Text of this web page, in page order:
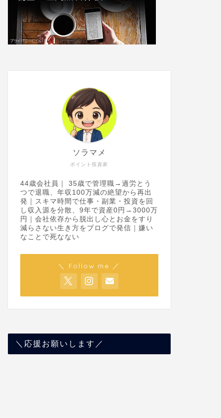
ポイント投資家
ソラマメ
44歳会社員｜ 35歳で管理職→過労とう
つで退職、年収100万減の絶望から再出
発｜スキマ時間で仕事・副業・投資を回
し収入源を分散、9年で資産0円→3000万
円｜会社依存から脱出し心とお金をすり
減らさない生き方をブログで発信｜嫌い
なことで死なない
＼ Follow me ／
＼応援お願いします／